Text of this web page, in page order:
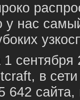
у нас
сентября
в
642